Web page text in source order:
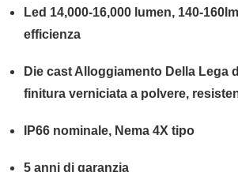
Led 14,000-16,000 lumen, 140-
efficienza
Die cast Alloggiamento Della Lega
finitura verniciata a polvere,
IP66 nominale, Nema 4X tipo
5 anni di garanzia